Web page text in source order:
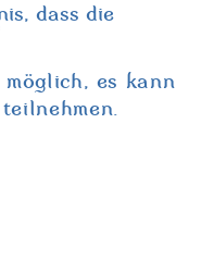
dass die
es kann